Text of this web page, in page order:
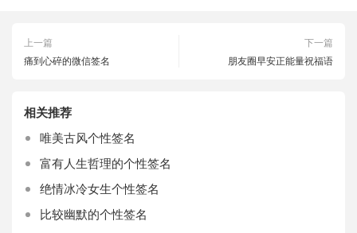
上一篇
痛到心碎的微信签名
下一篇
朋友圈早安正能量祝福语
相关推荐
唯美古风个性签名
富有人生哲理的个性签名
绝情冰冷女生个性签名
比较幽默的个性签名